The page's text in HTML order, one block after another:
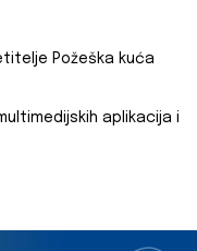
Požeška kuća
aplikacija i